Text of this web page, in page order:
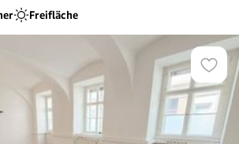
mit riesiger
Freifläche